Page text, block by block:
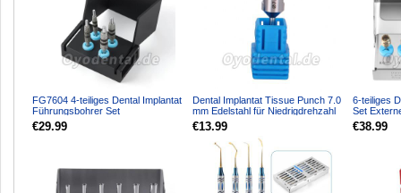
FG7604 4-teiliges Dental Implantat
Führungsbohrer Set
Positionsführung & Halskor...
€29.99
Dental Implantat Tissue Punch 7.0
mm Edelstahl für Niedrigdrehzahl
Winkelstück
€13.99
6-teiliges
Set
€38.99